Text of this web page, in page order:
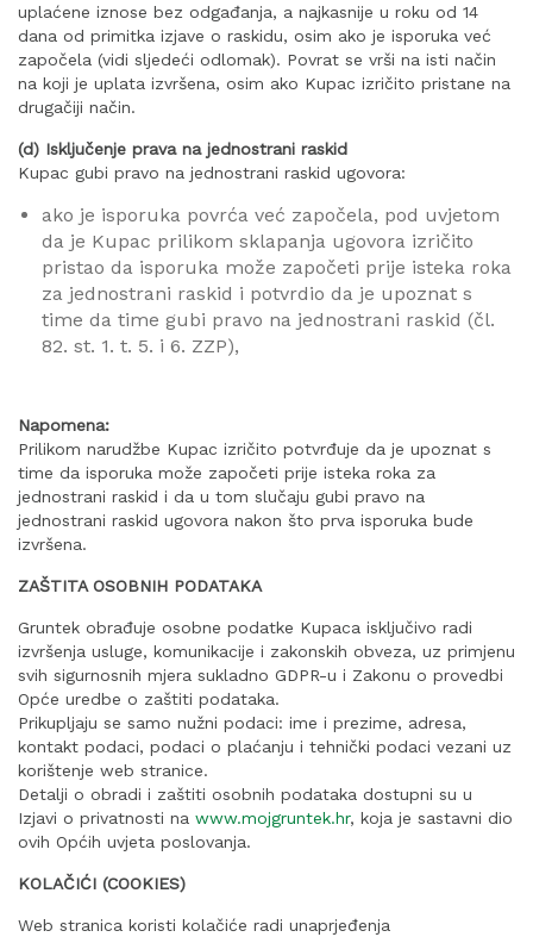
uplaćene iznose bez odgađanja, a najkasnije u roku od 14
dana od primitka izjave o raskidu, osim ako je isporuka već
započela (vidi sljedeći odlomak). Povrat se vrši na isti način
na koji je uplata izvršena, osim ako Kupac izričito pristane na
drugačiji način.
(d) Isključenje prava na jednostrani raskid
Kupac gubi pravo na jednostrani raskid ugovora:
ako je isporuka povrća već započela, pod uvjetom
da je Kupac prilikom sklapanja ugovora izričito
pristao da isporuka može započeti prije isteka roka
za jednostrani raskid i potvrdio da je upoznat s
time da time gubi pravo na jednostrani raskid (čl.
82. st. 1. t. 5. i 6. ZZP),
Napomena:
Prilikom narudžbe Kupac izričito potvrđuje da je upoznat s
time da isporuka može započeti prije isteka roka za
jednostrani raskid i da u tom slučaju gubi pravo na
jednostrani raskid ugovora nakon što prva isporuka bude
izvršena.
ZAŠTITA OSOBNIH PODATAKA
Gruntek obrađuje osobne podatke Kupaca isključivo radi
izvršenja usluge, komunikacije i zakonskih obveza, uz primjenu
svih sigurnosnih mjera sukladno GDPR-u i Zakonu o provedbi
Opće uredbe o zaštiti podataka.
Prikupljaju se samo nužni podaci: ime i prezime, adresa,
kontakt podaci, podaci o plaćanju i tehnički podaci vezani uz
korištenje web stranice.
Detalji o obradi i zaštiti osobnih podataka dostupni su u
Izjavi o privatnosti na www.mojgruntek.hr, koja je sastavni dio
ovih Općih uvjeta poslovanja.
KOLAČIĆI (COOKIES)
Web stranica koristi kolačiće radi unaprjeđenja